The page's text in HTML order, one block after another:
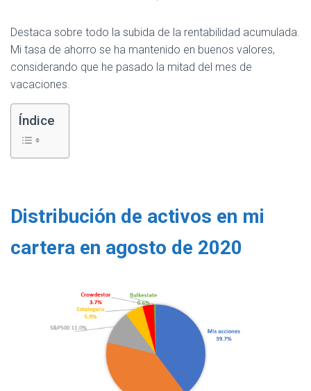
Destaca sobre todo la subida de la rentabilidad acumulada.
Mi tasa de ahorro se ha mantenido en buenos valores,
considerando que he pasado la mitad del mes de
vacaciones.
Índice
Distribución de activos en mi
cartera en agosto de 2020